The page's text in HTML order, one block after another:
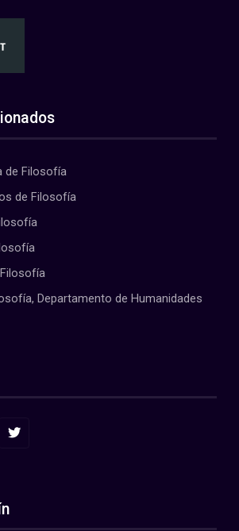
de Filosofía
de Filosofía
Departamento de Humanidades